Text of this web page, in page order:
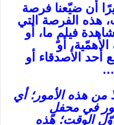
أن ضيّعنا فرصة
هذه الفرصة التي
فيلمٍ ما، أو
أو
أحد الأصدقاء أو
من هذه الأمور؛ أي
في محفلٍ
الوقت؛ هذه